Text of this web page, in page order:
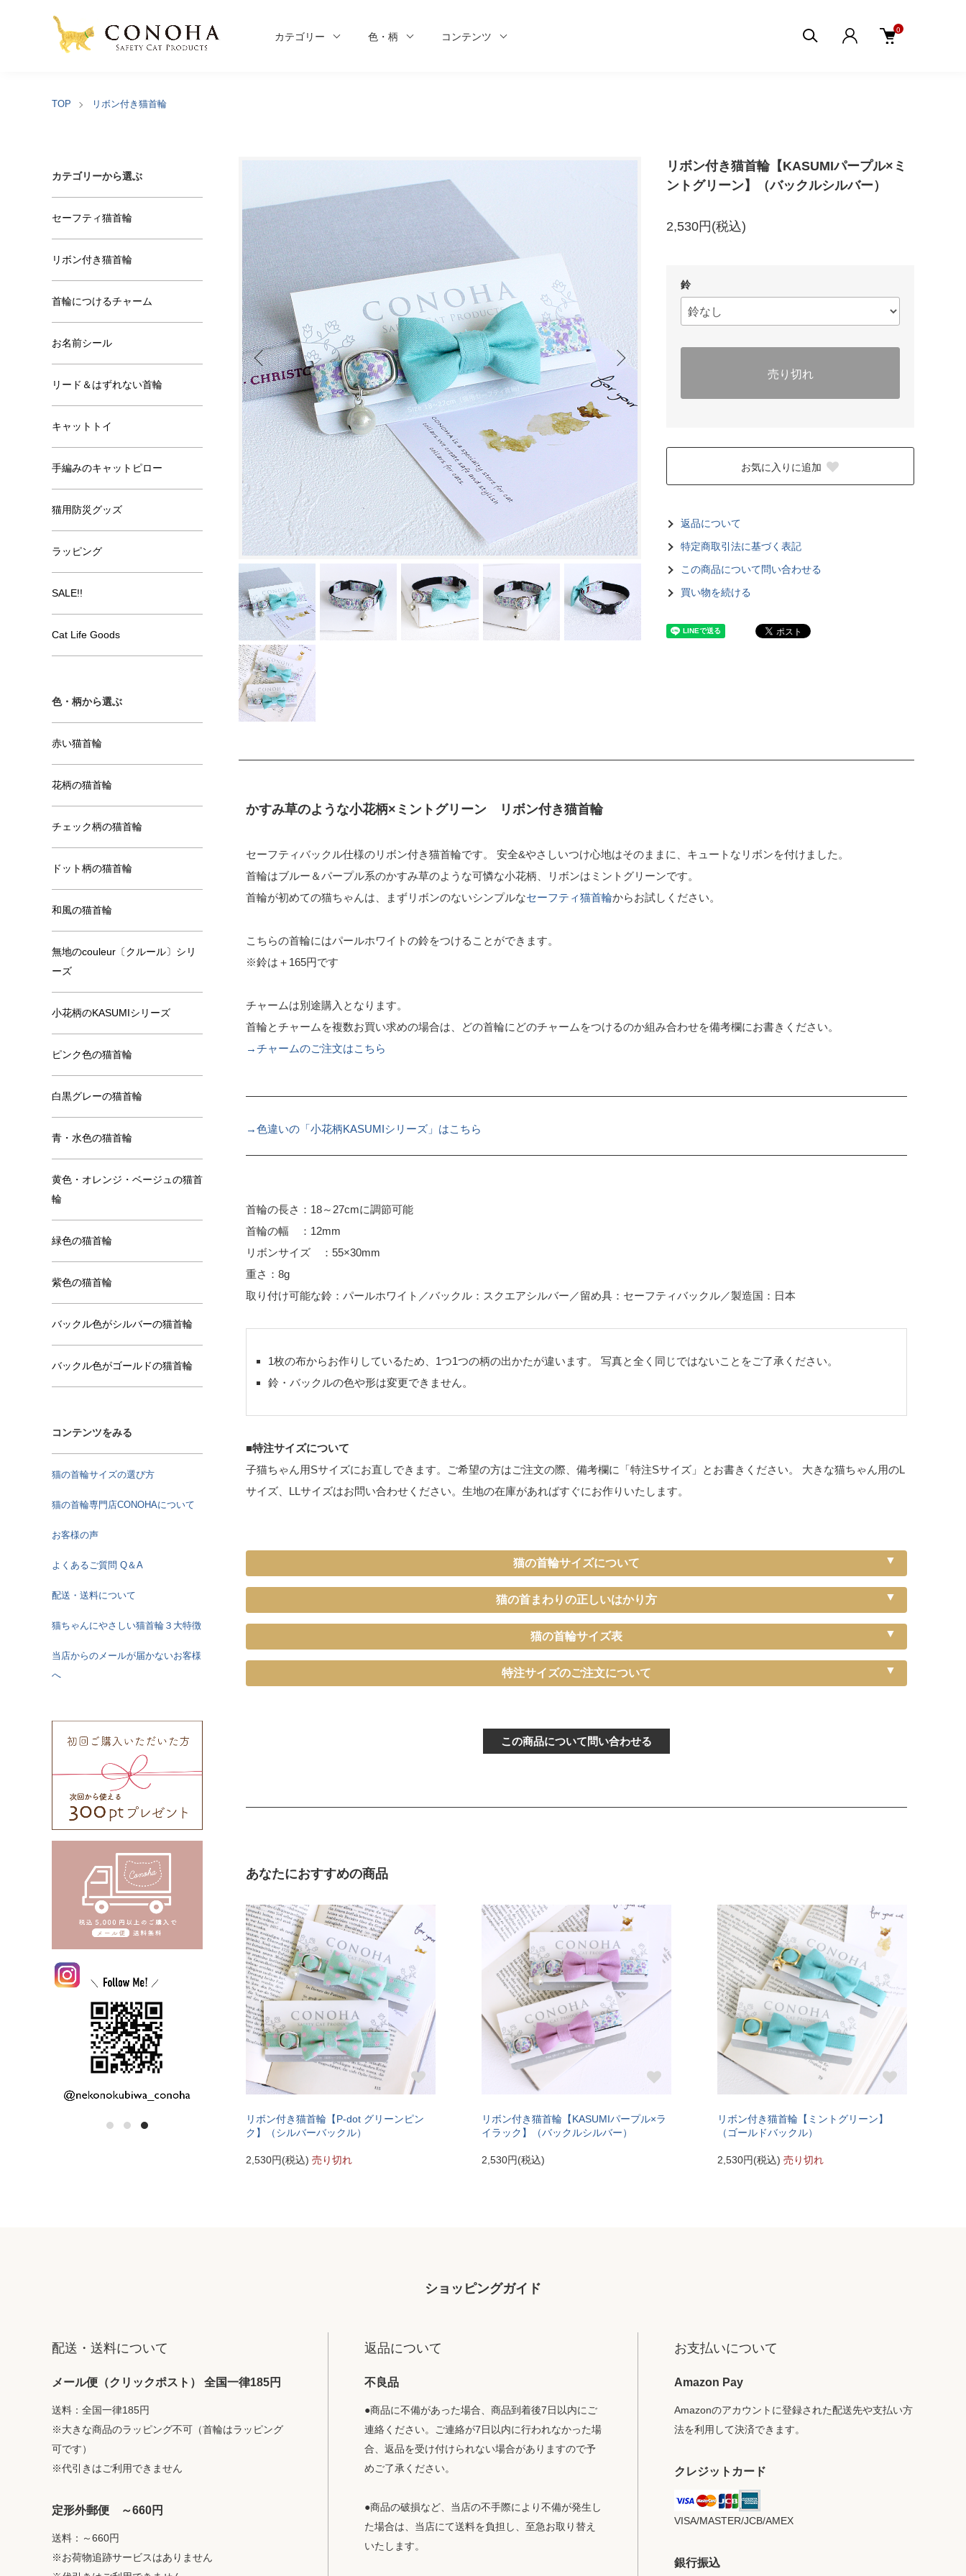
カテゴリー 色・柄 コンテンツ 0
TOP リボン付き猫首輪
リボン付き猫首輪【KASUMIパープル×ミ
ントグリーン】（バックルシルバー）
2,530円(税込)
鈴
売り切れ
お気に入りに追加
返品について
特定商取引法に基づく表記
この商品について問い合わせる
買い物を続ける
かすみ草のような小花柄×ミントグリーン リボン付き猫首輪
セーフティバックル仕様のリボン付き猫首輪です。 安全&やさしいつけ心地はそのままに、キュートなリボンを付けました。
首輪はブルー＆パープル系のかすみ草のような可憐な小花柄、リボンはミントグリーンです。
首輪が初めての猫ちゃんは、まずリボンのないシンプルなセーフティ猫首輪からお試しください。
こちらの首輪にはパールホワイトの鈴をつけることができます。
※鈴は＋165円です
チャームは別途購入となります。
首輪とチャームを複数お買い求めの場合は、どの首輪にどのチャームをつけるのか組み合わせを備考欄にお書きください。
→チャームのご注文はこちら
→色違いの「小花柄KASUMIシリーズ」はこちら
首輪の長さ：18～27cmに調節可能
首輪の幅 ：12mm
リボンサイズ ：55×30mm
重さ：8g
取り付け可能な鈴：パールホワイト／バックル：スクエアシルバー／留め具：セーフティバックル／製造国：日本
1枚の布からお作りしているため、1つ1つの柄の出かたが違います。 写真と全く同じではないことをご了承ください。
鈴・バックルの色や形は変更できません。
■特注サイズについて
子猫ちゃん用Sサイズにお直しできます。ご希望の方はご注文の際、備考欄に「特注Sサイズ」とお書きください。 大きな猫ちゃん用のL
サイズ、LLサイズはお問い合わせください。生地の在庫があればすぐにお作りいたします。
猫の首輪サイズについて
猫の首まわりの正しいはかり方
猫の首輪サイズ表
ズ
ぴったり測った首まわり（～
15cm）
首輪サイズ（-5cm特注）
サイズの目安（生後3ヶ月から12ヶ月くら
い）
バックルで18～27cmに調節
首輪サイズ（+5cm特注） サイズの目安（5～6kgの大きめな成猫）
ズ
特注サイズのご注文について
この商品について問い合わせる
あなたにおすすめの商品
リボン付き猫首輪【P-dot グリーンピン
ク】（シルバーバックル）
2,530円(税込) 売り切れ
リボン付き猫首輪【KASUMIパープル×ラ
イラック】（バックルシルバー）
2,530円(税込)
リボン付き猫首輪【ミントグリーン】
（ゴールドバックル）
2,530円(税込) 売り切れ
カテゴリーから選ぶ
セーフティ猫首輪
リボン付き猫首輪
首輪につけるチャーム
お名前シール
リード＆はずれない首輪
キャットトイ
手編みのキャットピロー
猫用防災グッズ
ラッピング
SALE!!
Cat Life Goods
色・柄から選ぶ
赤い猫首輪
花柄の猫首輪
チェック柄の猫首輪
ドット柄の猫首輪
和風の猫首輪
無地のcouleur〔クルール〕シリ
ーズ
小花柄のKASUMIシリーズ
ピンク色の猫首輪
白黒グレーの猫首輪
青・水色の猫首輪
黄色・オレンジ・ベージュの猫首
輪
緑色の猫首輪
紫色の猫首輪
バックル色がシルバーの猫首輪
バックル色がゴールドの猫首輪
コンテンツをみる
猫の首輪サイズの選び方
猫の首輪専門店CONOHAについて
お客様の声
よくあるご質問 Q＆A
配送・送料について
猫ちゃんにやさしい猫首輪３大特徴
当店からのメールが届かないお客様
へ
ショッピングガイド
配送・送料について
メール便（クリックポスト） 全国一律185円
送料：全国一律185円
※大きな商品のラッピング不可（首輪はラッピング
可です）
※代引きはご利用できません
定形外郵便 ～660円
送料：～660円
※お荷物追跡サービスはありません
返品について
不良品
●商品に不備があった場合、商品到着後7日以内にご
連絡ください。ご連絡が7日以内に行われなかった場
合、返品を受け付けられない場合がありますので予
めご了承ください。
●商品の破損など、当店の不手際により不備が発生し
た場合は、当店にて送料を負担し、至急お取り替え
いたします。
お支払いについて
Amazon Pay
Amazonのアカウントに登録された配送先や支払い方
法を利用して決済できます。
クレジットカード
VISA/MASTER/JCB/AMEX
銀行振込